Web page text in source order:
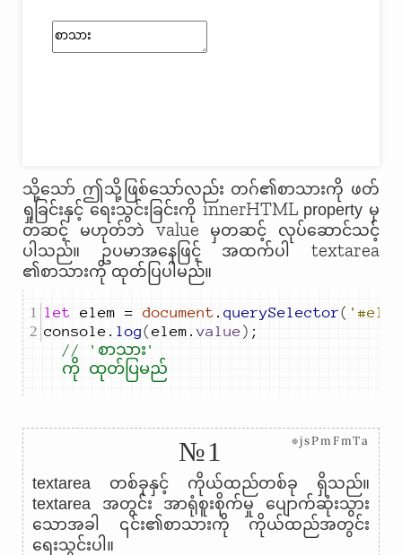
သို့သော် ဤသို့ဖြစ်သော်လည်း တဂ်၏စာသားကို ဖတ်
ရှုခြင်းနှင့် ရေးသွင်းခြင်းကို innerHTMLproperty မှ
တဆင့် မဟုတ်ဘဲ value မှတဆင့် လုပ်ဆောင်သင့်
ပါသည်။ ဥပမာအနေဖြင့် အထက်ပါ textarea
၏စာသားကို ထုတ်ပြပါမည်။
let elem = document . querySelector(
console . log( elem . value) ;
// 'စာသား'
ကို ထုတ်ပြမည်
№1 ⊗jsPmFmTa
textarea တစ်ခုနှင့် ကိုယ်ထည်တစ်ခု ရှိသည်။
textarea အတွင်း အာရုံစူးစိုက်မှု ပျောက်ဆုံးသွား
သောအခါ ၎င်း၏စာသားကို ကိုယ်ထည်အတွင်း
ရေးသွင်းပါ။